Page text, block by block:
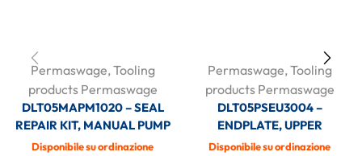
Permaswage,Tooling
products Permaswage
DLT05MAPM1020 – SEAL
REPAIR KIT, MANUAL PUMP
Disponibile su ordinazione
Permaswage,Tooling
products Permaswage
DLT05PSEU3004 –
ENDPLATE, UPPER
Disponibile su ordinazione